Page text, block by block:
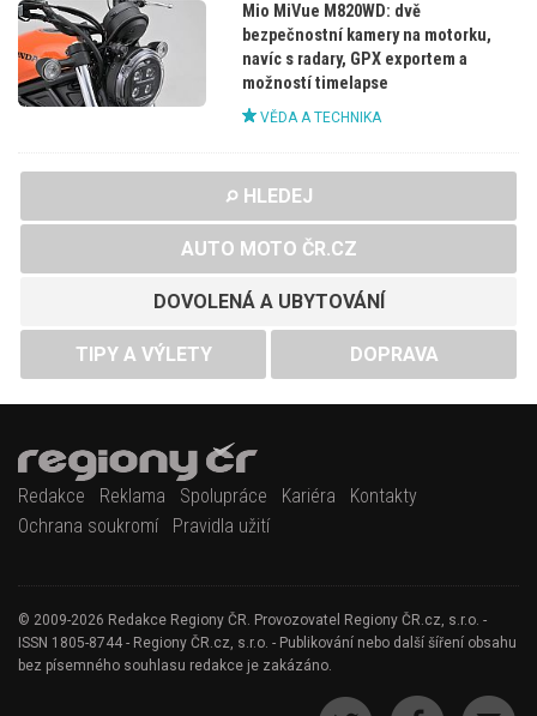
Mio MiVue M820WD: dvě
bezpečnostní kamery na motorku,
navíc s radary, GPX exportem a
možností timelapse
VĚDA A TECHNIKA
HLEDEJ
AUTO MOTO ČR.CZ
DOVOLENÁ A UBYTOVÁNÍ
TIPY A VÝLETY DOPRAVA
Redakce Reklama Spolupráce Kariéra
Kontakty
Ochrana soukromí
Pravidla užití
© 2009-2026 Redakce Regiony ČR. Provozovatel Regiony ČR.cz, s.r.o. -
ISSN 1805-8744 - Regiony ČR.cz, s.r.o. - Publikování nebo další šíření obsahu
bez písemného souhlasu redakce je zakázáno.